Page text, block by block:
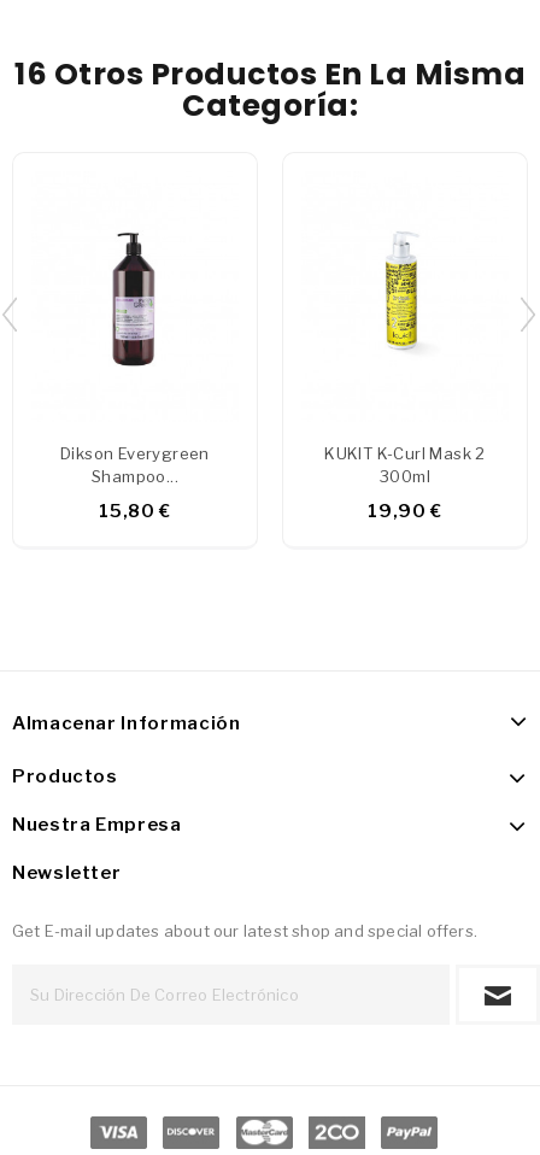
16 Otros Productos En La Misma
Categoría:
Dikson Everygreen
Shampoo...
15,80 €
KUKIT K-Curl Mask 2
300ml
19,90 €
Almacenar Información
Productos
Nuestra Empresa
Newsletter
Get E-mail updates about our latest shop and special offers.